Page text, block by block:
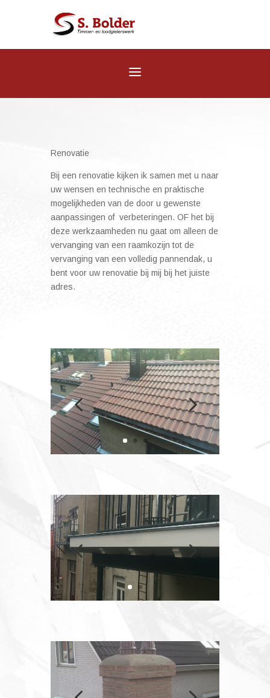
Renovatie
Bij een renovatie kijken ik samen met u naar
uw wensen en technische en praktische
mogelijkheden van de door u gewenste
aanpassingen of verbeteringen. OF het bij
deze werkzaamheden nu gaat om alleen de
vervanging van een raamkozijn tot de
vervanging van een volledig pannendak, u
bent voor uw renovatie bij mij bij het juiste
adres.